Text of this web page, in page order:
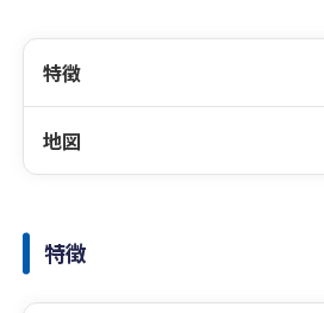
特徴
地図
特徴